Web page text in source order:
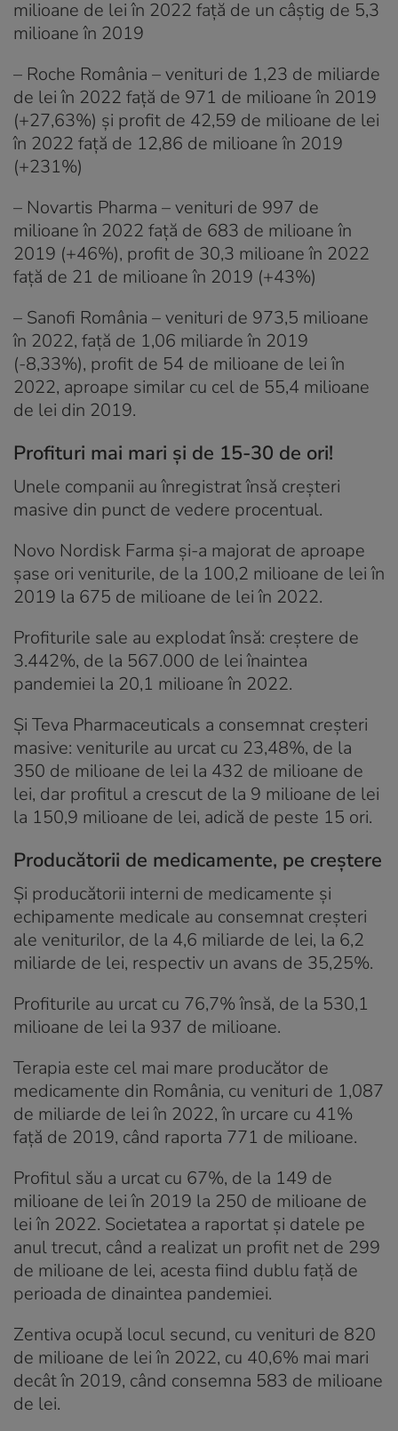
milioane de lei în 2022 față de un câștig de 5,3
milioane în 2019
– Roche România – venituri de 1,23 de miliarde
de lei în 2022 față de 971 de milioane în 2019
(+27,63%) și profit de 42,59 de milioane de lei
în 2022 față de 12,86 de milioane în 2019
(+231%)
– Novartis Pharma – venituri de 997 de
milioane în 2022 față de 683 de milioane în
2019 (+46%), profit de 30,3 milioane în 2022
față de 21 de milioane în 2019 (+43%)
– Sanofi România – venituri de 973,5 milioane
în 2022, față de 1,06 miliarde în 2019
(-8,33%), profit de 54 de milioane de lei în
2022, aproape similar cu cel de 55,4 milioane
de lei din 2019.
Profituri mai mari și de 15-30 de ori!
Unele companii au înregistrat însă creșteri
masive din punct de vedere procentual.
Novo Nordisk Farma și-a majorat de aproape
șase ori veniturile, de la 100,2 milioane de lei în
2019 la 675 de milioane de lei în 2022.
Profiturile sale au explodat însă: creștere de
3.442%, de la 567.000 de lei înaintea
pandemiei la 20,1 milioane în 2022.
Și Teva Pharmaceuticals a consemnat creșteri
masive: veniturile au urcat cu 23,48%, de la
350 de milioane de lei la 432 de milioane de
lei, dar profitul a crescut de la 9 milioane de lei
la 150,9 milioane de lei, adică de peste 15 ori.
Producătorii de medicamente, pe creștere
Și producătorii interni de medicamente și
echipamente medicale au consemnat creșteri
ale veniturilor, de la 4,6 miliarde de lei, la 6,2
miliarde de lei, respectiv un avans de 35,25%.
Profiturile au urcat cu 76,7% însă, de la 530,1
milioane de lei la 937 de milioane.
Terapia este cel mai mare producător de
medicamente din România, cu venituri de 1,087
de miliarde de lei în 2022, în urcare cu 41%
față de 2019, când raporta 771 de milioane.
Profitul său a urcat cu 67%, de la 149 de
milioane de lei în 2019 la 250 de milioane de
lei în 2022. Societatea a raportat și datele pe
anul trecut, când a realizat un profit net de 299
de milioane de lei, acesta fiind dublu față de
perioada de dinaintea pandemiei.
Zentiva ocupă locul secund, cu venituri de 820
de milioane de lei în 2022, cu 40,6% mai mari
decât în 2019, când consemna 583 de milioane
de lei.